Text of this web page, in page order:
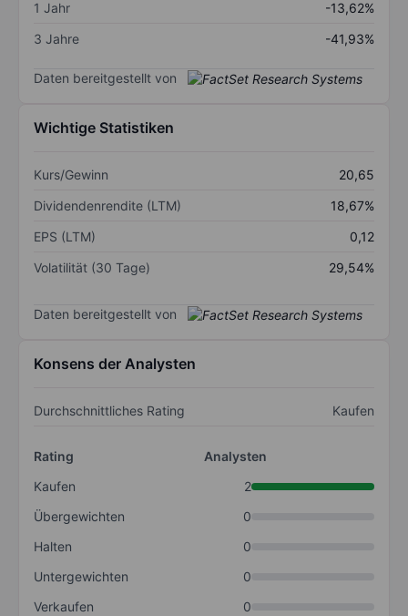
1 Jahr
-13,62%
3 Jahre
-41,93%
Daten bereitgestellt von
Wichtige Statistiken
Kurs/Gewinn
20,65
Dividendenrendite (LTM)
18,67%
EPS (LTM)
0,12
Volatilität (30 Tage)
29,54%
Daten bereitgestellt von
Konsens der Analysten
Durchschnittliches Rating Kaufen
Rating
Analysten
Kaufen
2
Übergewichten
0
Halten
0
Untergewichten
0
Verkaufen
0